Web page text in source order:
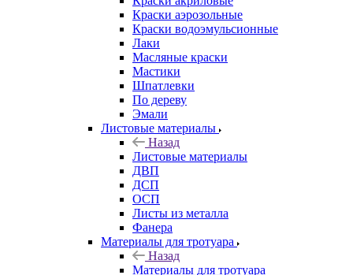
Краски аэрозольные
Краски водоэмульсионные
Лаки
Масляные краски
Мастики
Шпатлевки
По дереву
Эмали
Листовые материалы
Назад
Листовые материалы
ДВП
ДСП
ОСП
Листы из металла
Фанера
Материалы для тротуара
Назад
Материалы для тротуара